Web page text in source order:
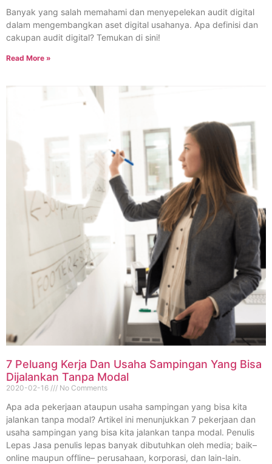
Banyak yang salah memahami dan menyepelekan audit digital
dalam mengembangkan aset digital usahanya. Apa definisi dan
cakupan audit digital? Temukan di sini!
Read More »
7 Peluang Kerja Dan Usaha Sampingan Yang Bisa
Dijalankan Tanpa Modal
2020-02-16 No Comments
Apa ada pekerjaan ataupun usaha sampingan yang bisa kita
jalankan tanpa modal? Artikel ini menunjukkan 7 pekerjaan dan
usaha sampingan yang bisa kita jalankan tanpa modal. Penulis
Lepas Jasa penulis lepas banyak dibutuhkan oleh media; baik–
online maupun offline– perusahaan, korporasi, dan lain-lain.